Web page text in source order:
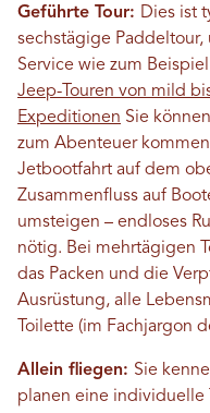
Geführte Tour: Dies ist
sechstägige
Service wie zum Beispiel
Jeep-Touren von mild
Expeditionen Sie
zum Abenteuer
Jetbootfahrt auf dem
Zusammenfluss auf
umsteigen – endloses
nötig. Bei mehrtägigen
das Packen und die
Ausrüstung, alle
Toilette (im Fachjargon
Allein fliegen: Sie
planen eine individuelle